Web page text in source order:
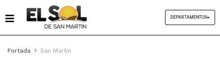
DEPARTAMENTOS
Portada San Martín